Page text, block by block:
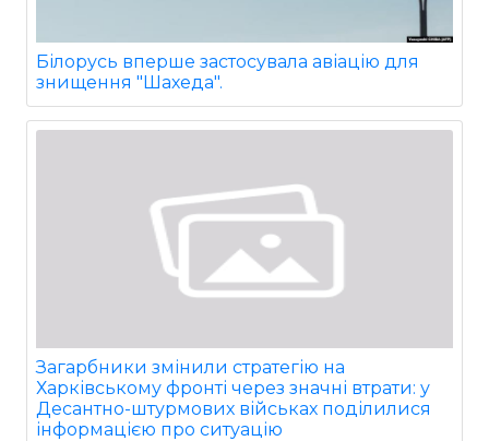
Білорусь вперше застосувала авіацію для
знищення "Шахеда".
Загарбники змінили стратегію на
Харківському фронті через значні втрати: у
Десантно-штурмових військах поділилися
інформацією про ситуацію